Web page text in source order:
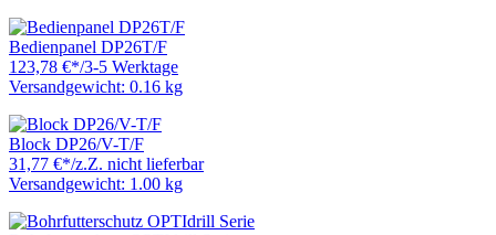
Bedienpanel DP26T/F
123,78 €*/3-5 Werktage
Versandgewicht: 0.16 kg
Block DP26/V-T/F
31,77 €*/z.Z. nicht lieferbar
Versandgewicht: 1.00 kg